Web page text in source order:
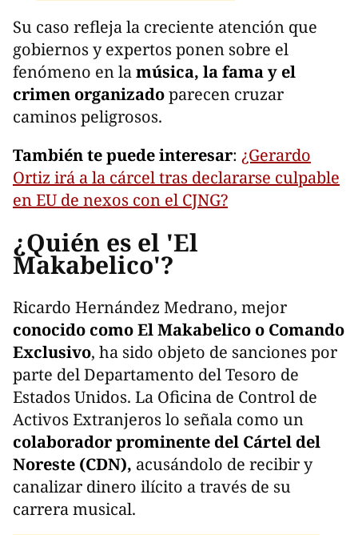
Su caso refleja la creciente atención que
gobiernos y expertos ponen sobre el
fenómeno en lamúsica, la fama y el
crimen organizadoparecen cruzar
caminos peligrosos.
También te puede interesar: ¿Gerardo
Ortiz irá a la cárcel tras declararse culpable
en EU de nexos con el CJNG?
¿Quién es el 'El
Makabelico'?
Ricardo Hernández Medrano, mejor
conocido como El Makabelico o Comando
Exclusivo, ha sido objeto de sanciones por
parte del Departamento del Tesoro de
Estados Unidos. La Oficina de Control de
Activos Extranjeros lo señala como un
colaborador prominente del Cártel del
Noreste (CDN), acusándolo de recibir y
canalizar dinero ilícito a través de su
carrera musical.